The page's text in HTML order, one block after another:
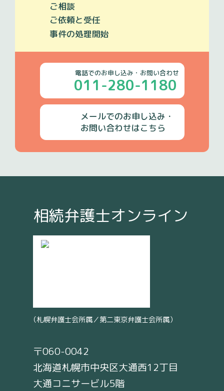
ご相談
ご依頼と受任
事件の処理開始
電話でのお申し込み・お問い合わせ
011-280-1180
メールでのお申し込み・
お問い合わせはこちら
相続弁護士オンライン
（札幌弁護士会所属／第二東京弁護士会所属）
〒060-0042
北海道札幌市中央区大通西12丁目
大通コニサービル5階